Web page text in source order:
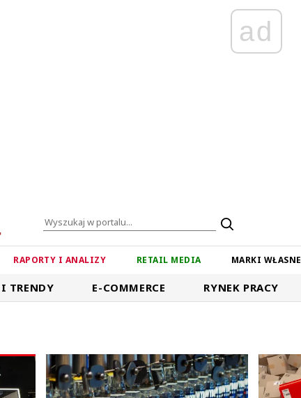
ad
RAPORTY I ANALIZY RETAIL MEDIA MARKI WŁASNE
TRENDY E-COMMERCE RYNEK PRACY